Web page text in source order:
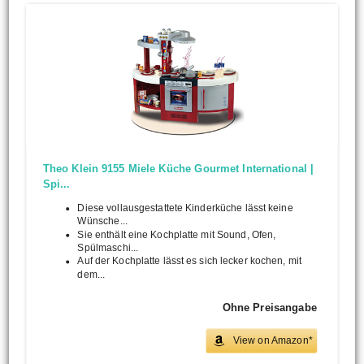
Theo Klein 9155 Miele Küche Gourmet International |
Spi...
Diese vollausgestattete Kinderküche lässt keine
Wünsche...
Sie enthält eine Kochplatte mit Sound, Ofen,
Spülmaschi...
Auf der Kochplatte lässt es sich lecker kochen, mit
dem...
Ohne Preisangabe
View on Amazon*